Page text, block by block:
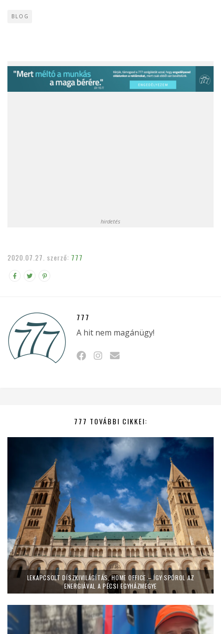
BLOG
hirdetés
2020.07.27. szerző: 777
777
A hit nem magánügy!
777 TOVÁBBI CIKKEI:
LEKAPCSOLT DÍSZKIVILÁGÍTÁS, HOME OFFICE – ÍGY SPÓROL AZ
ENERGIÁVAL A PÉCSI EGYHÁZMEGYE